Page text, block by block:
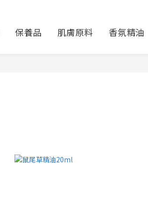
保養品 肌膚原料 香氛精油